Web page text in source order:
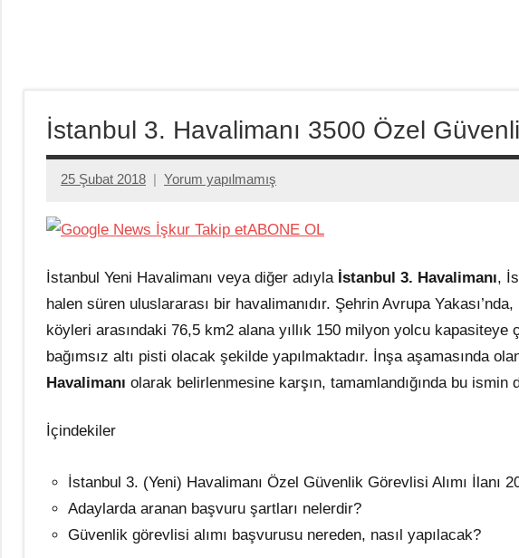
İstanbul 3. Havalimanı 3500 Özel
25 Şubat 2018
admin
Yorum yapılmamış
ABONE OL
İstanbul Yeni Havalimanı veya diğer adıyla İstanbul 3. Havalimanı,
halen süren uluslararası bir havalimanıdır. Şehrin Avrupa
köyleri arasındaki 76,5 km2 alana yıllık 150 milyon yolcu kapasiteye
bağımsız altı pisti olacak şekilde yapılmaktadır. İnşa aşamasında
Havalimanı olarak belirlenmesine karşın, tamamlandığında bu ismin
İçindekiler
İstanbul 3. (Yeni) Havalimanı Özel Güvenlik Görevlisi Alımı İlanı
Adaylarda aranan başvuru şartları nelerdir?
Güvenlik görevlisi alımı başvurusu nereden, nasıl yapılacak?